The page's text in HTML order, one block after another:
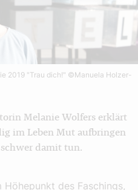
2019 "Trau dich!" ©Manuela Holzer-
Melanie Wolfers erklärt
im Leben Mut aufbringen
damit tun.
des Faschings,